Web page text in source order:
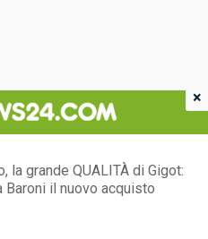
la grande QUALITÀ di Gigot:
Baroni il nuovo acquisto
×